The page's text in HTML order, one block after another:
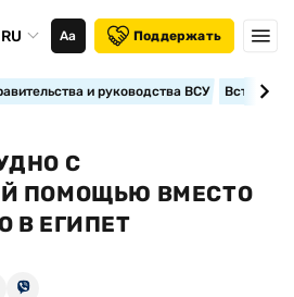
RU Аа Поддержать
и руководства ВСУ
С
ПОМОЩЬЮ ВМЕСТО
В ЕГИПЕТ